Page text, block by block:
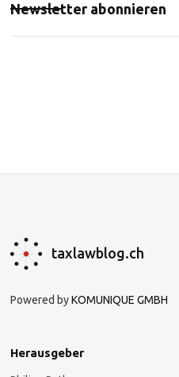
Newsletter abonnieren
taxlawblog.ch
Powered byKOMUNIQUE GMBH
Herausgeber